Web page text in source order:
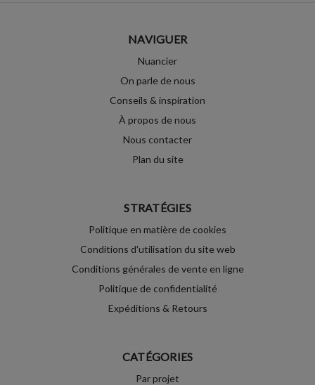
NAVIGUER
Nuancier
On parle de nous
Conseils & inspiration
À propos de nous
Nous contacter
Plan du site
STRATÉGIES
Politique en matière de cookies
Conditions d'utilisation du site web
Conditions générales de vente en ligne
Politique de confidentialité
Expéditions & Retours
CATÉGORIES
Par projet